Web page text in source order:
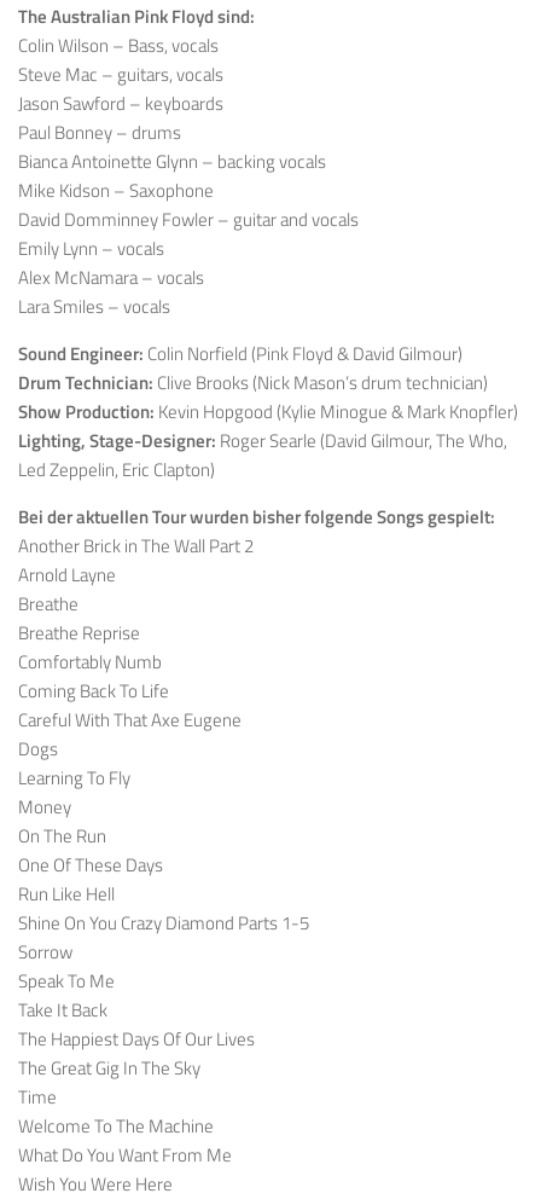
The Australian Pink Floyd sind:
Colin Wilson – Bass, vocals
Steve Mac – guitars, vocals
Jason Sawford – keyboards
Paul Bonney – drums
Bianca Antoinette Glynn – backing vocals
Mike Kidson – Saxophone
David Domminney Fowler – guitar and vocals
Emily Lynn – vocals
Alex McNamara – vocals
Lara Smiles – vocals
Sound Engineer: Colin Norfield (Pink Floyd & David Gilmour)
Drum Technician: Clive Brooks (Nick Mason’s drum technician)
Show Production: Kevin Hopgood (Kylie Minogue & Mark Knopfler)
Lighting, Stage-Designer: Roger Searle (David Gilmour, The Who,
Led Zeppelin, Eric Clapton)
Bei der aktuellen Tour wurden bisher folgende Songs gespielt:
Another Brick in The Wall Part 2
Arnold Layne
Breathe
Breathe Reprise
Comfortably Numb
Coming Back To Life
Careful With That Axe Eugene
Dogs
Learning To Fly
Money
On The Run
One Of These Days
Run Like Hell
Shine On You Crazy Diamond Parts 1-5
Sorrow
Speak To Me
Take It Back
The Happiest Days Of Our Lives
The Great Gig In The Sky
Time
Welcome To The Machine
What Do You Want From Me
Wish You Were Here